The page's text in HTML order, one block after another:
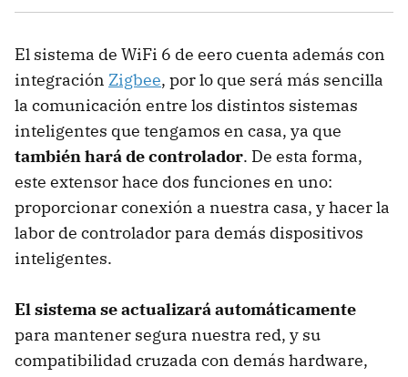
El sistema de WiFi 6 de eero cuenta además con
integración Zigbee, por lo que será más sencilla
la comunicación entre los distintos sistemas
inteligentes que tengamos en casa, ya que
también hará de controlador. De esta forma,
este extensor hace dos funciones en uno:
proporcionar conexión a nuestra casa, y hacer la
labor de controlador para demás dispositivos
inteligentes.
El sistema se actualizará automáticamente
para mantener segura nuestra red, y su
compatibilidad cruzada con demás hardware,